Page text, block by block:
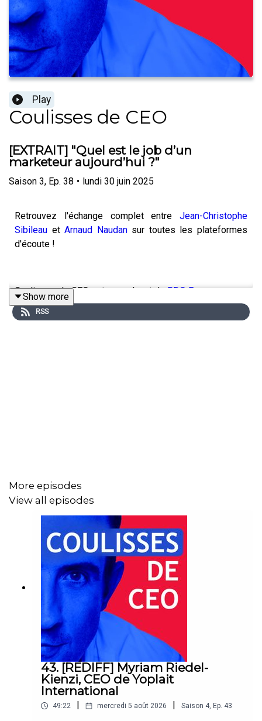
Play
Coulisses de CEO
[EXTRAIT] "Quel est le job d’un
marketeur aujourd’hui ?"
Saison 3, Ep. 38 • lundi 30 juin 2025
Retrouvez l'échange complet entre Jean-Christophe
Sibileau etArnaud Naudansur toutes les plateformes
d'écoute !
Coulisses de CEO est un podcast deBDO France
Show more
RSS
More episodes
View all episodes
43. [REDIFF] Myriam Riedel-
Kienzi, CEO de Yoplait
International
49:22 | mercredi 5 août 2026 | Saison 4, Ep. 43